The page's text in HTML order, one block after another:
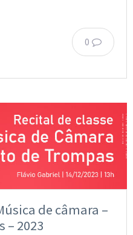
0
de câmara –
– 2023